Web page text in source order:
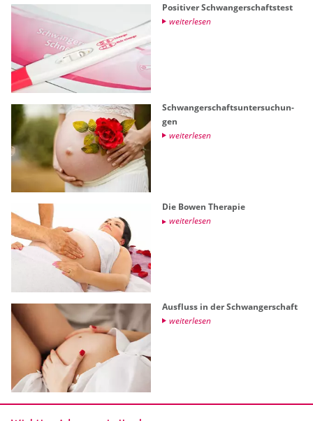
Po­si­ti­ver Schwan­ger­schafts­test
wei­ter­le­sen
Schwan­ger­schafts­un­ter­su­chun­
gen
wei­ter­le­sen
Die Bowen The­ra­pie
wei­ter­le­sen
Aus­fluss in der Schwan­ger­schaft
wei­ter­le­sen